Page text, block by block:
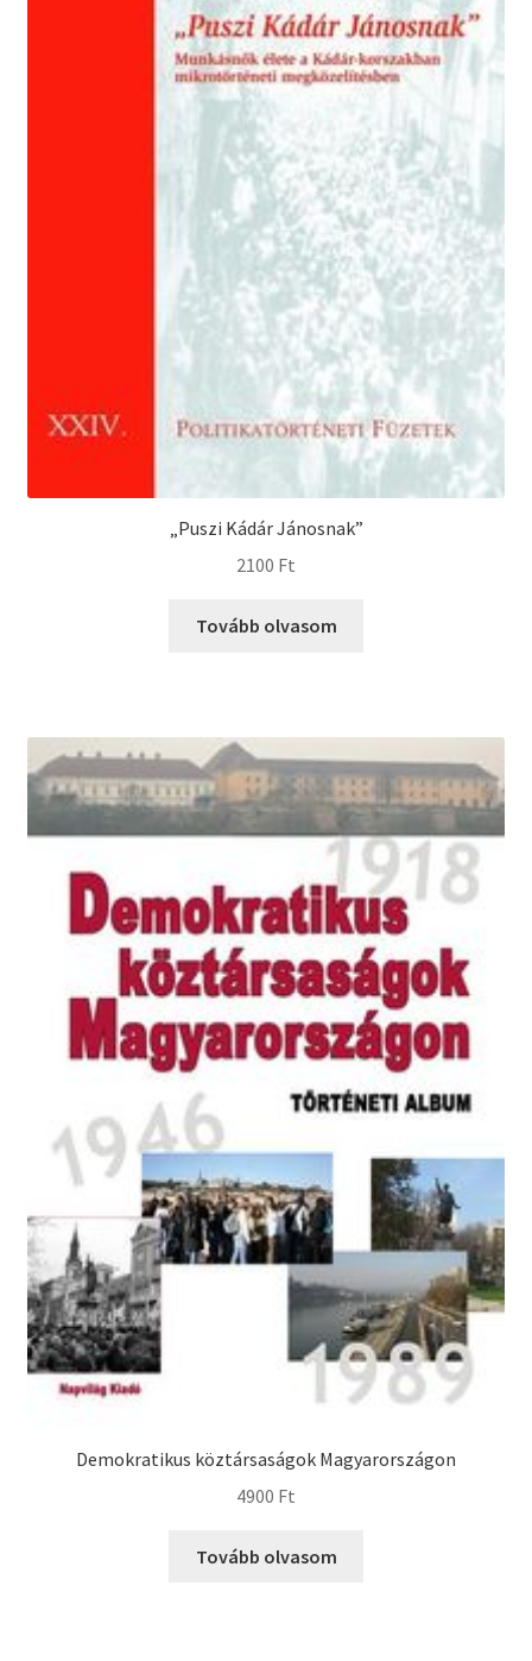
„Puszi Kádár Jánosnak”
2100 Ft
Tovább olvasom
Demokratikus köztársaságok Magyarországon
4900 Ft
Tovább olvasom